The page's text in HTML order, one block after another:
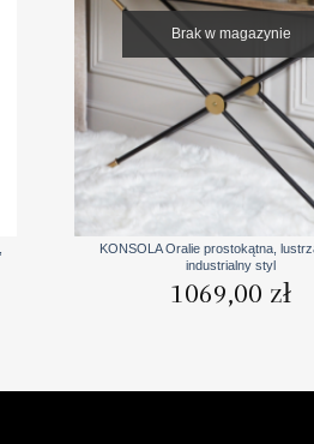
Brak w magazynie
KONSOLA Oralie prostokątna,
industrialny styl
1069,00 zł